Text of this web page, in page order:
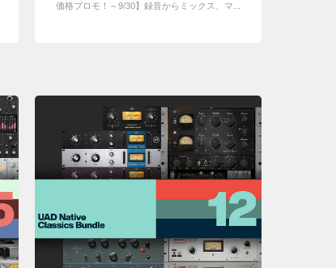
価格プロモ！～9/30】録音からミックス、マ...